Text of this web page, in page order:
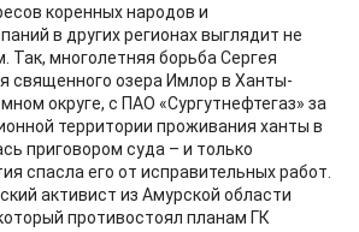
коренных народов и
в других регионах выглядит не
многолетняя борьба Сергея
священного озера Имлор в Ханты-
округе, с ПАО «Сургутнефтегаз» за
территории проживания ханты в
приговором суда – и только
спасла его от исправительных работ.
активист из Амурской области
противостоял планам ГК